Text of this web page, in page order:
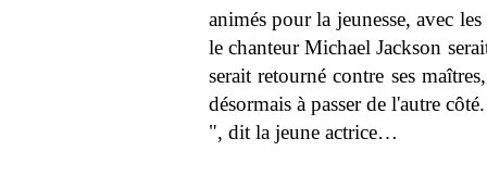
animés pour la jeunesse, avec
le chanteur Michael Jackson
serait retourné contre ses
désormais à passer de l'autre
", dit la jeune actrice…